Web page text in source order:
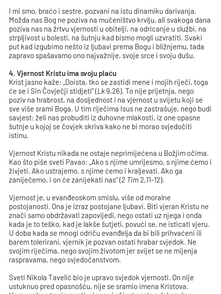
I mi smo, braćo i sestre, pozvani na istu dinamiku darivanja.
Možda nas Bog ne poziva na mučeništvo krvlju, ali svakoga dana
poziva nas na žrtvu vjernosti u obitelji, na odricanje u službi, na
strpljivost u bolesti, na šutnju kad bismo mogli uzvratiti. Svaki
put kad izgubimo nešto iz ljubavi prema Bogu i bližnjemu, tada
zapravo spašavamo ono najvažnije, svoje srce i svoju dušu.
4. Vjernost Kristu ima svoju plaću
Krist jasno kaže: „Doista, tko se zastidi mene i mojih riječi, toga
će se i Sin Čovječji stidjeti“ (Lk9,26). To nije prijetnja, nego
poziv na hrabrost, na dosljednost i na vjernost u svijetu koji se
sve više srami Boga. U tim riječima Isus ne zastrašuje, nego budi
savjest: želi nas probuditi iz duhovne mlakosti, iz one opasne
šutnje u kojoj se čovjek skriva kako ne bi morao svjedočiti
istinu.
Vjernost Kristu nikada ne ostaje neprimijećena u Božjim očima.
Kao što piše sveti Pavao: „Ako s njime umrijesmo, s njime ćemo i
živjeti. Ako ustrajemo, s njime ćemo i kraljevati. Ako ga
zaniječemo, i on će zanijekati nas“ (2 Tim 2,11-12).
Vjernost je, u evanđeoskom smislu, više od moralne
postojanosti. Ona je izraz postojane ljubavi. Biti vjeran Kristu ne
znači samo obdržavati zapovijedi, nego ostati uz njega i onda
kada je to teško, kad je lakše šutjeti, povući se, ne isticati vjeru.
U doba kada se mnogi odriču evanđelja da bi bili prihvaćeni ili
barem tolerirani, vjernik je pozvan ostati hrabar svjedok. Ne
svojim riječima, nego svojim životom jer svijet se ne mijenja
raspravama, nego svjedočanstvom.
Sveti Nikola Tavelić bio je upravo svjedok vjernosti. On nije
ustuknuo pred opasnošću, nije se sramio imena Kristova.